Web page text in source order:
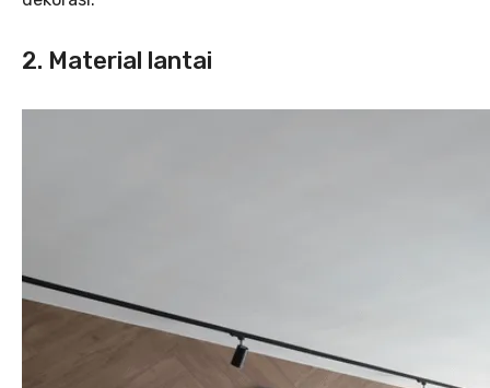
2. Material lantai